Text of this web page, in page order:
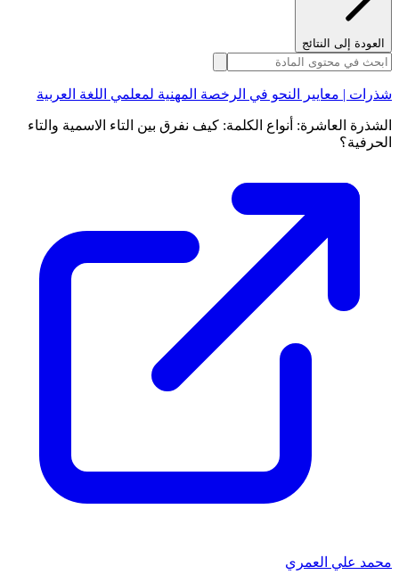
العودة إلى النتائج
شذرات | معايير النحو في الرخصة المهنية لمعلمي اللغة العربية
الشذرة العاشرة: أنواع الكلمة: كيف نفرق بين التاء الاسمية والتاء
الحرفية؟
محمد علي العمري